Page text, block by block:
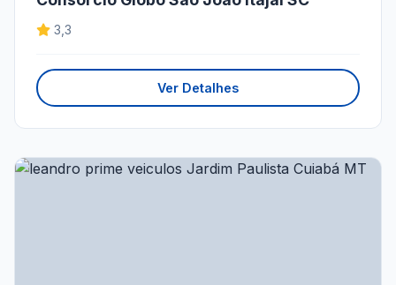
3,3
Ver Detalhes